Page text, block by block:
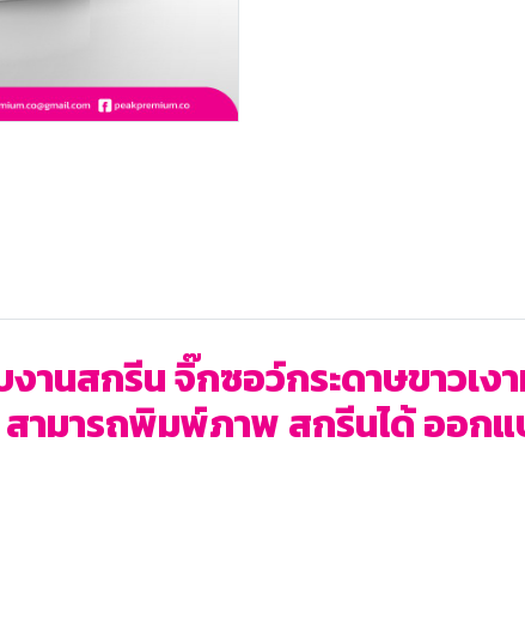
านสกรีน จิ๊กซอว์กระดาษขาวเ
ามารถพิมพ์ภาพ สกรีนได้ ออก